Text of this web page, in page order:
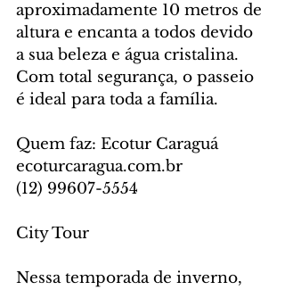
aproximadamente 10 metros de
altura e encanta a todos devido
a sua beleza e água cristalina.
Com total segurança, o passeio
é ideal para toda a família.
Quem faz: Ecotur Caraguá
ecoturcaragua.com.br
(12) 99607-5554
City Tour
Nessa temporada de inverno,